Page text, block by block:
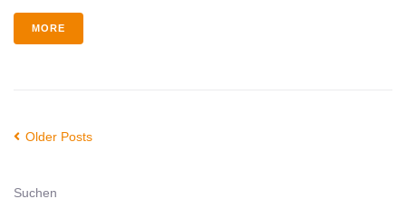
MORE
Older Posts
Suchen